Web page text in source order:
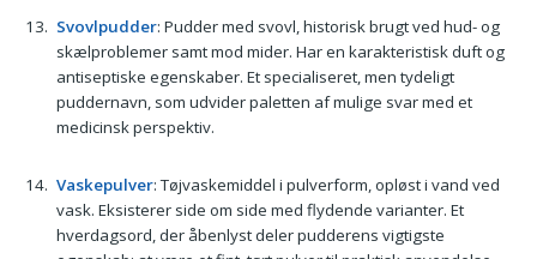
Svovlpudder: Pudder med svovl, historisk brugt ved hud- og
skælproblemer samt mod mider. Har en karakteristisk duft og
antiseptiske egenskaber. Et specialiseret, men tydeligt
puddernavn, som udvider paletten af mulige svar med et
medicinsk perspektiv.
Vaskepulver: Tøjvaskemiddel i pulverform, opløst i vand ved
vask. Eksisterer side om side med flydende varianter. Et
hverdagsord, der åbenlyst deler pudderens vigtigste